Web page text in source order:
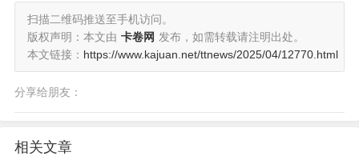
扫描二维码推送至手机访问。
版权声明：本文由 卡卷网 发布，如需转载请注明出处。
本文链接： https://www.kajuan.net/ttnews/2025/04/12770.html
分享给朋友：
相关文章